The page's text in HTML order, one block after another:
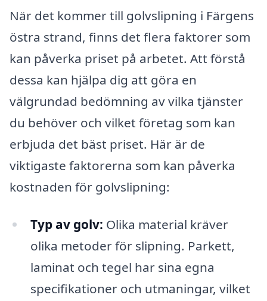
När det kommer till golvslipning i Färgens
östra strand, finns det flera faktorer som
kan påverka priset på arbetet. Att förstå
dessa kan hjälpa dig att göra en
välgrundad bedömning av vilka tjänster
du behöver och vilket företag som kan
erbjuda det bäst priset. Här är de
viktigaste faktorerna som kan påverka
kostnaden för golvslipning:
Typ av golv: Olika material kräver
olika metoder för slipning. Parkett,
laminat och tegel har sina egna
specifikationer och utmaningar, vilket